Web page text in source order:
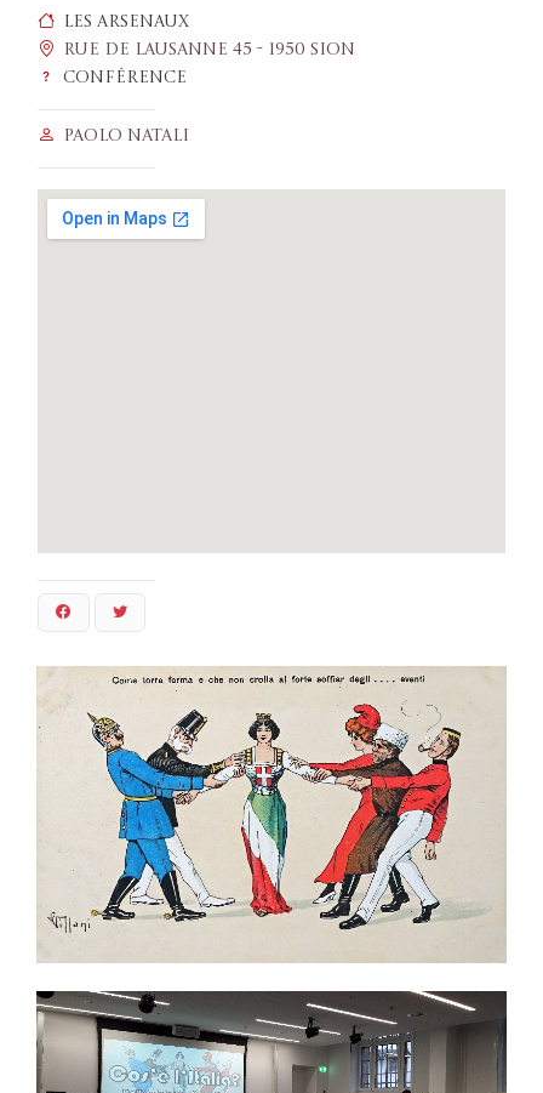
Les Arsenaux
Rue de Lausanne 45 - 1950 Sion
Conférence
Paolo Natali